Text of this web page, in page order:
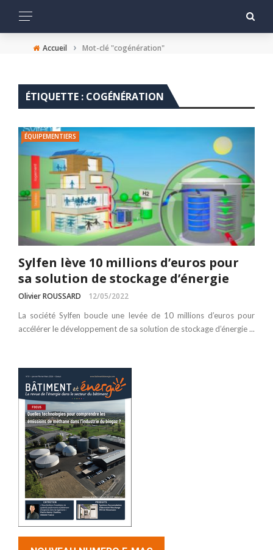
Accueil › Mot-clé "cogénération"
ÉTIQUETTE : COGÉNÉRATION
ÉQUIPEMENTIERS
Sylfen lève 10 millions d’euros pour
sa solution de stockage d’énergie
Olivier ROUSSARD 12/05/2022
La société Sylfen boucle une levée de 10 millions d’euros pour
accélérer le développement de sa solution de stockage d’énergie ...